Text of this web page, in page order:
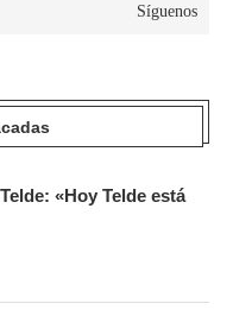
Síguenos
«Hoy Telde está